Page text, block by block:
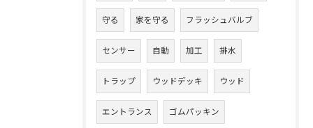
守る 家を守る フラッシュバルブ
センサー 自動 加工 排水
トラップ ウッドデッキ ウッド
エントランス ゴムパッキン